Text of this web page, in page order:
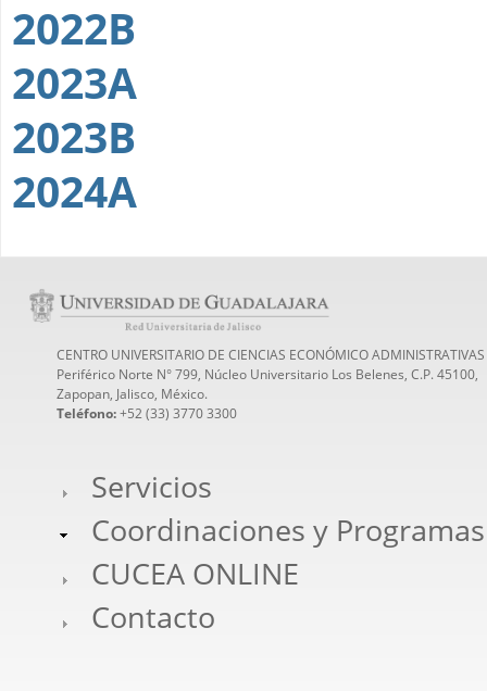
2022B
2023A
2023B
2024A
CENTRO UNIVERSITARIO DE CIENCIAS ECONÓMICO ADMINISTRATIVAS
Periférico Norte N° 799, Núcleo Universitario Los Belenes, C.P. 45100,
Zapopan, Jalisco, México.
Teléfono:+52 (33) 3770 3300
Servicios
Coordinaciones y Programas
CUCEA ONLINE
Contacto